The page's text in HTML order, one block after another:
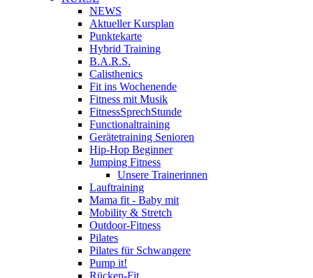
NEWS
Aktueller Kursplan
Punktekarte
Hybrid Training
B.A.R.S.
Calisthenics
Fit ins Wochenende
Fitness mit Musik
FitnessSprechStunde
Functionaltraining
Gerätetraining Senioren
Hip-Hop Beginner
Jumping Fitness
Unsere Trainerinnen
Lauftraining
Mama fit - Baby mit
Mobility & Stretch
Outdoor-Fitness
Pilates
Pilates für Schwangere
Pump it!
Rücken-Fit